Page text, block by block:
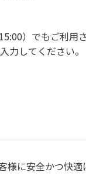
）でもご利用
力してください。
に安全かつ快